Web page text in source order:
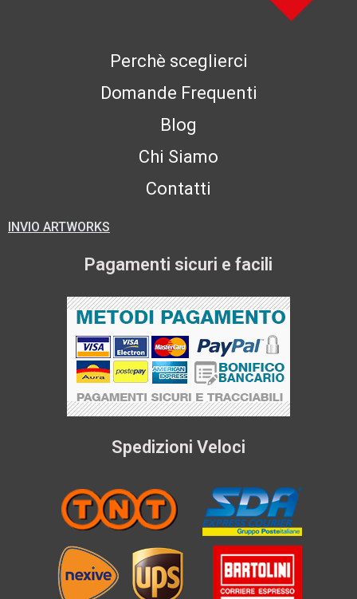
Perchè sceglierci
Domande Frequenti
Blog
Chi Siamo
Contatti
INVIO ARTWORKS
Pagamenti sicuri e facili
Spedizioni Veloci